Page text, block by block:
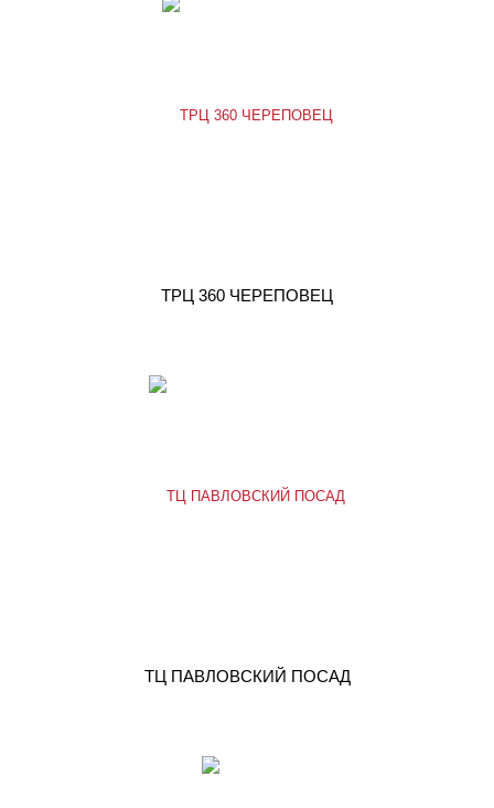
ТРЦ 360 ЧЕРЕПОВЕЦ
ТЦ ПАВЛОВСКИЙ ПОСАД